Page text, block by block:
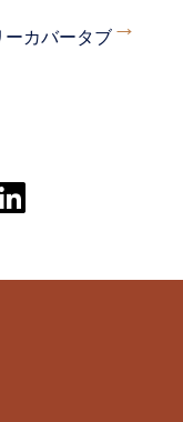
カバータブ→